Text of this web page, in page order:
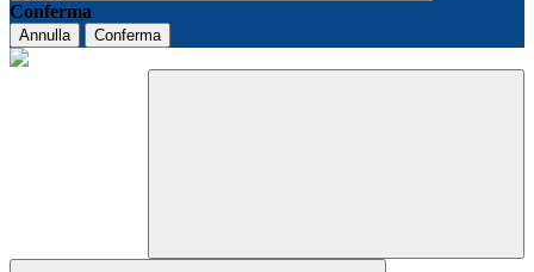
Conferma
Annulla Conferma